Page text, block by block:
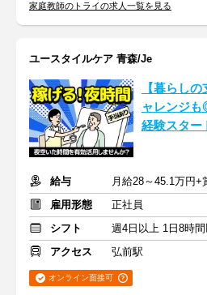
家庭教師のトライの求人一覧を見る
ユースタイルケア 青森/Je
【暮らし
ャレンジ
経験スタ
給与
雇用形態
正社員
シフト
週4日以上 1日8時
アクセス
弘前駅
オンライン面接可